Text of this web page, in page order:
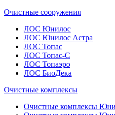
Очистные сооружения
ЛОС Юнилос
ЛОС Юнилос Астра
ЛОС Топас
ЛОС Топас-С
ЛОС Топаэро
ЛОС БиоДека
Очистные комплексы
Очистные комплексы